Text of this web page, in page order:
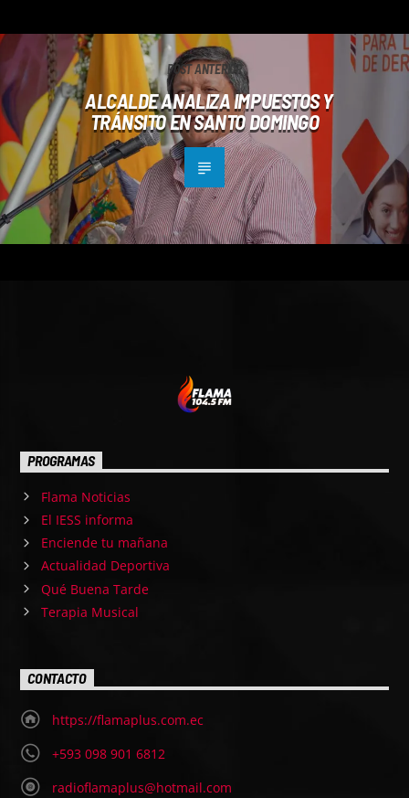
POST ANTERIOR
ALCALDE ANALIZA IMPUESTOS Y
TRÁNSITO EN SANTO DOMINGO
PROGRAMAS
Flama Noticias
El IESS informa
Enciende tu mañana
Actualidad Deportiva
Qué Buena Tarde
Terapia Musical
CONTACTO
https://flamaplus.com.ec
+593 098 901 6812
radioflamaplus@hotmail.com